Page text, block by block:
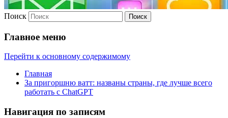
Поиск
Главное меню
Перейти к основному содержимому
Главная
За пригоршню ватт: названы страны, где лучше всего
работать с ChatGPT
Навигация по записям